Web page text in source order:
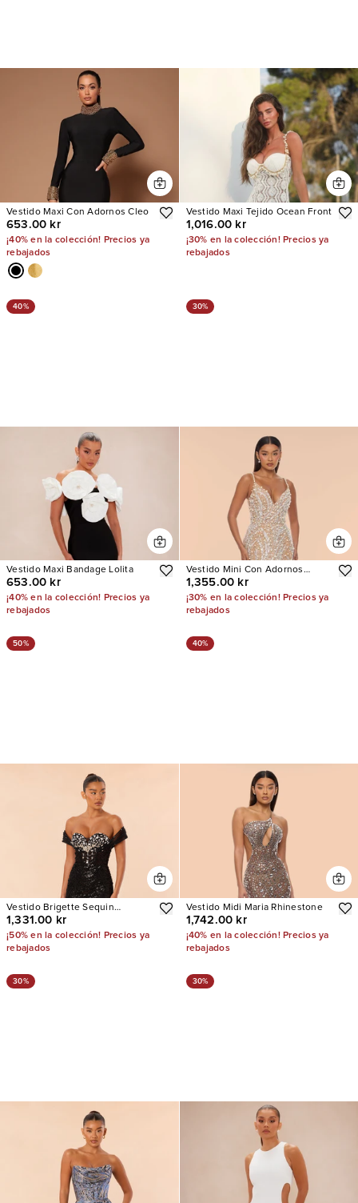
Vestido Maxi Con Adornos Cleo
653.00 kr
¡40% en la colección! Precios ya
rebajados
Vestido Maxi Tejido Ocean Front
1,016.00 kr
¡30% en la colección! Precios ya
rebajados
40%
Vestido Maxi Bandage Lolita
653.00 kr
¡40% en la colección! Precios ya
rebajados
30%
Vestido Mini Con Adornos
Nights Like This
1,355.00 kr
¡30% en la colección! Precios ya
rebajados
50%
Vestido Brigette Sequin
Embellished Mini
1,331.00 kr
¡50% en la colección! Precios ya
rebajados
40%
Vestido Midi Maria Rhinestone
1,742.00 kr
¡40% en la colección! Precios ya
rebajados
30% 30%